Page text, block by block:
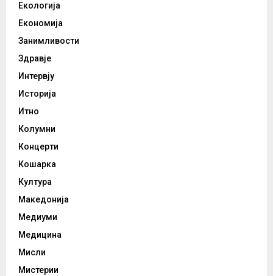
Екологија
Економија
Занимливости
Здравје
Интервју
Историја
Итно
Колумни
Концерти
Кошарка
Култура
Македонија
Медиуми
Медицина
Мисли
Мистерии